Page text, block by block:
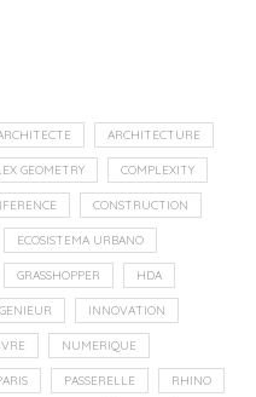
ARCHITECTURE
GEOMETRY COMPLEXITY
CONSTRUCTION
ECOSISTEMA URBANO
GRASSHOPPER HDA
INNOVATION
NUMERIQUE
PASSERELLE RHINO